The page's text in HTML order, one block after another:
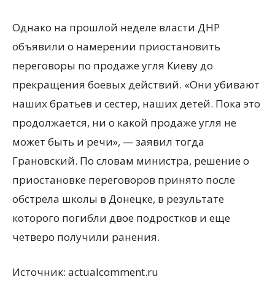
Однако на прошлой неделе власти ДНР
объявили о намерении приостановить
переговоры по продаже угля Киеву до
прекращения боевых действий. «Они убивают
наших братьев и сестер, наших детей. Пока это
продолжается, ни о какой продаже угля не
может быть и речи», — заявил тогда
Грановский. По словам министра, решение о
приостановке переговоров принято после
обстрела школы в Донецке, в результате
которого погибли двое подростков и еще
четверо получили ранения.
Источник: actualcomment.ru